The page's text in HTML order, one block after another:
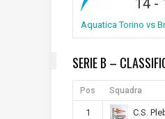
14-
Aquatica Torino vs
SERIE B –
Pos Squadra
1
C.S.